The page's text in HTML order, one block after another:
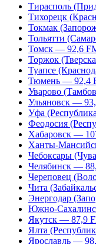
Тирасполь
Тихорецк
Токмак
Тольятти
Томск — 92,6
Торжок
Туапсе
Тюмень — 92,4
Уварово
Ульяновск —
Уфа
Феодосия
Хабаровск —
Ханты-
Чебоксары
Челябинск —
Череповец
Чита
Энергодар
Южно-
Якутск — 87,9
Ялта
Ярославль —